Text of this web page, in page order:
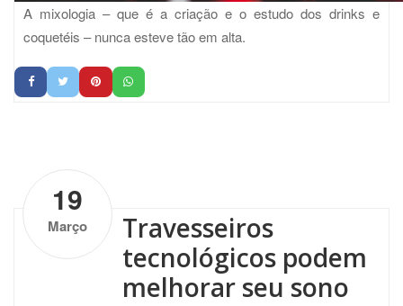
A mixologia – que é a criação e o estudo dos drinks e
coquetéis – nunca esteve tão em alta.
19
Março
| No Comments
Travesseiros
tecnológicos podem
melhorar seu sono